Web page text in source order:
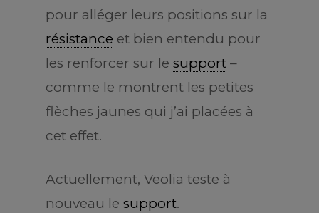
pour alléger leurs positions sur la
résistance et bien entendu pour
les renforcer sur le support –
comme le montrent les petites
flèches jaunes qui j’ai placées à
cet effet.
Actuellement, Veolia teste à
nouveau le support.